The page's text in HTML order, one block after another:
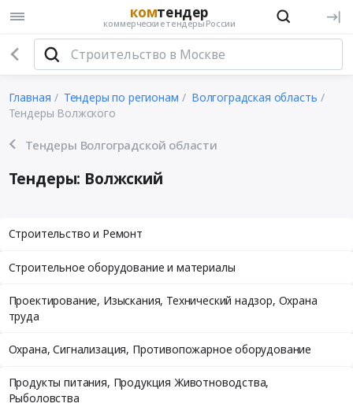
комтендер
коммерческие тендеры России
Главная Тендеры по регионам
Волгоградская область
Тендеры Волжского
Тендеры Волгоградской области
Тендеры: Волжский
Строительство и Ремонт
Строительное оборудование и материалы
Проектирование, Изыскания, Технический надзор, Охрана
труда
Охрана, Сигнализация, Противопожарное оборудование
Продукты питания, Продукция Животноводства,
Рыболовства